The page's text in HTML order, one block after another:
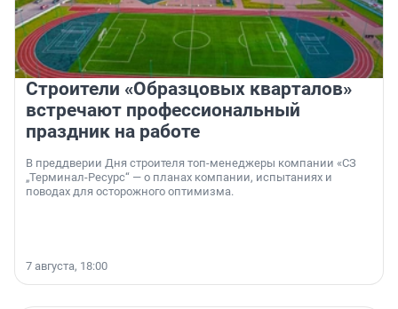
Строители «Образцовых кварталов»
встречают профессиональный
праздник на работе
В преддверии Дня строителя топ-менеджеры компании «СЗ
„Терминал-Ресурс“ — о планах компании, испытаниях и
поводах для осторожного оптимизма.
7 августа, 18:00